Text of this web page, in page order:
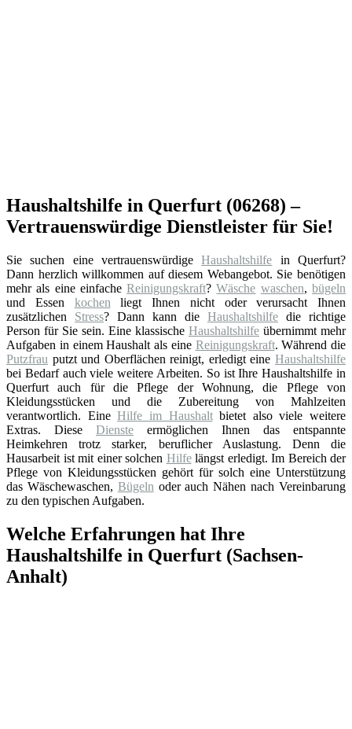
Haushaltshilfe in Querfurt (06268) –
Vertrauenswürdige Dienstleister für Sie!
Sie suchen eine vertrauenswürdigeHaushaltshilfe in Querfurt?
Dann herzlich willkommen auf diesem Webangebot. Sie benötigen
mehr als eine einfacheReinigungskraft?Wäsche waschen,bügeln
und Essen kochen liegt Ihnen nicht oder verursacht Ihnen
zusätzlichen Stress? Dann kann die Haushaltshilfe die richtige
Person für Sie sein. Eine klassische Haushaltshilfe übernimmt mehr
Aufgaben in einem Haushalt als eine Reinigungskraft. Während die
Putzfrau putzt und Oberflächen reinigt, erledigt eine Haushaltshilfe
bei Bedarf auch viele weitere Arbeiten. So ist Ihre Haushaltshilfe in
Querfurt auch für die Pflege der Wohnung, die Pflege von
Kleidungsstücken und die Zubereitung von Mahlzeiten
verantwortlich. EineHilfe im Haushaltbietet also viele weitere
Extras. Diese Dienste ermöglichen Ihnen das entspannte
Heimkehren trotz starker, beruflicher Auslastung. Denn die
Hausarbeit ist mit einer solchen Hilfelängst erledigt. Im Bereich der
Pflege von Kleidungsstücken gehört für solch eine Unterstützung
das Wäschewaschen, Bügeln oder auch Nähen nach Vereinbarung
zu den typischen Aufgaben.
Welche Erfahrungen hat Ihre
Haushaltshilfe in Querfurt (Sachsen-
Anhalt)